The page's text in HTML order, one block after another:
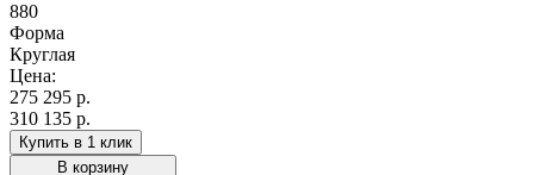
880
Форма
Круглая
Цена:
275 295 р.
310 135 р.
Купить в 1 клик
В корзину